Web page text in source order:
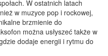
W ostatnich latach
w muzyce pop i rockowej,
brzmienie do
można usłyszeć także w
dodaje energii i rytmu do